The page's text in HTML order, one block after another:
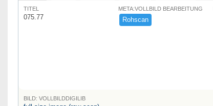
TITEL
075.77
META:VOLLBILD BEARBEITUNG
Rohscan
BILD: VOLLBILDDIGILIB